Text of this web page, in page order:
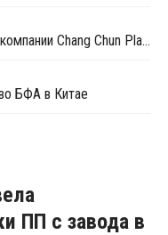
Загрузка мощностей на заводе БФА компании Chang Chun Plastics в Китае составляет 90%
БФА в Китае
ПП с завода в